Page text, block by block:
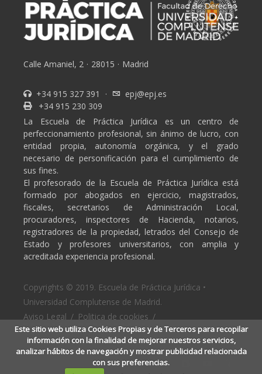
Calle Amaniel, 2 · 28015 · Madrid
+34 915 327 391 ·
epj@epj.es
+34 915 230 309
La Escuela de Práctica Jurídica es un centro de
perfeccionamiento profesional, sin ánimo de lucro, con
entidad propia, autonomía orgánica, y el grado
necesario de personificación para el cumplimiento de
sus fines.
El profesorado de la Escuela de Práctica Jurídica está
formado por abogados en ejercicio, magistrados,
fiscales, secretarios de Administración Local,
procuradores, inspectores de Hacienda, notarios,
registradores de la propiedad, letrados del Consejo de
Estado y profesores universitarios, con amplia y
acreditada experiencia profesional.
Copyrights © 2019. Escuela de Práctica Jurídica •
Universidad Complutense de Madrid.
Aviso Legal / Politica de cookies /
Politica de privacidad
Este sitio web utiliza Cookies Propias y de Terceros para recopilar
información con la finalidad de mejorar nuestros servicios,
analizar hábitos de navegación y mostrar publicidad relacionada
con sus preferencias.